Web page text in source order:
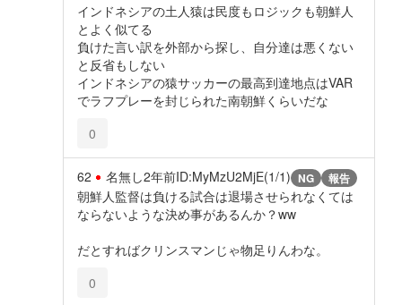
インドネシアの土人猿は民度もロジックも朝鮮人
とよく似てる
負けた言い訳を外部から探し、自分達は悪くない
と反省もしない
インドネシアの猿サッカーの最高到達地点はVAR
でラフプレーを封じられた南朝鮮くらいだな
0
62 名無し2年前ID:MyMzU2MjE(1/1) NG 報告
朝鮮人監督は負ける試合は退場させられなくては
ならないような決め事があるんか？ww
だとすればクリンスマンじゃ物足りんわな。
0